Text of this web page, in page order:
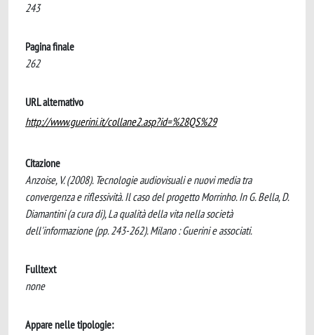
243
Pagina finale
262
URL alternativo
http://www.guerini.it/collane2.asp?id=%28QS%29
Citazione
Anzoise, V. (2008). Tecnologie audiovisuali e nuovi media tra
convergenza e riflessività. Il caso del progetto Morrinho. In G. Bella, D.
Diamantini (a cura di), La qualità della vita nella società
dell'informazione (pp. 243-262). Milano : Guerini e associati.
Fulltext
none
Appare nelle tipologie: